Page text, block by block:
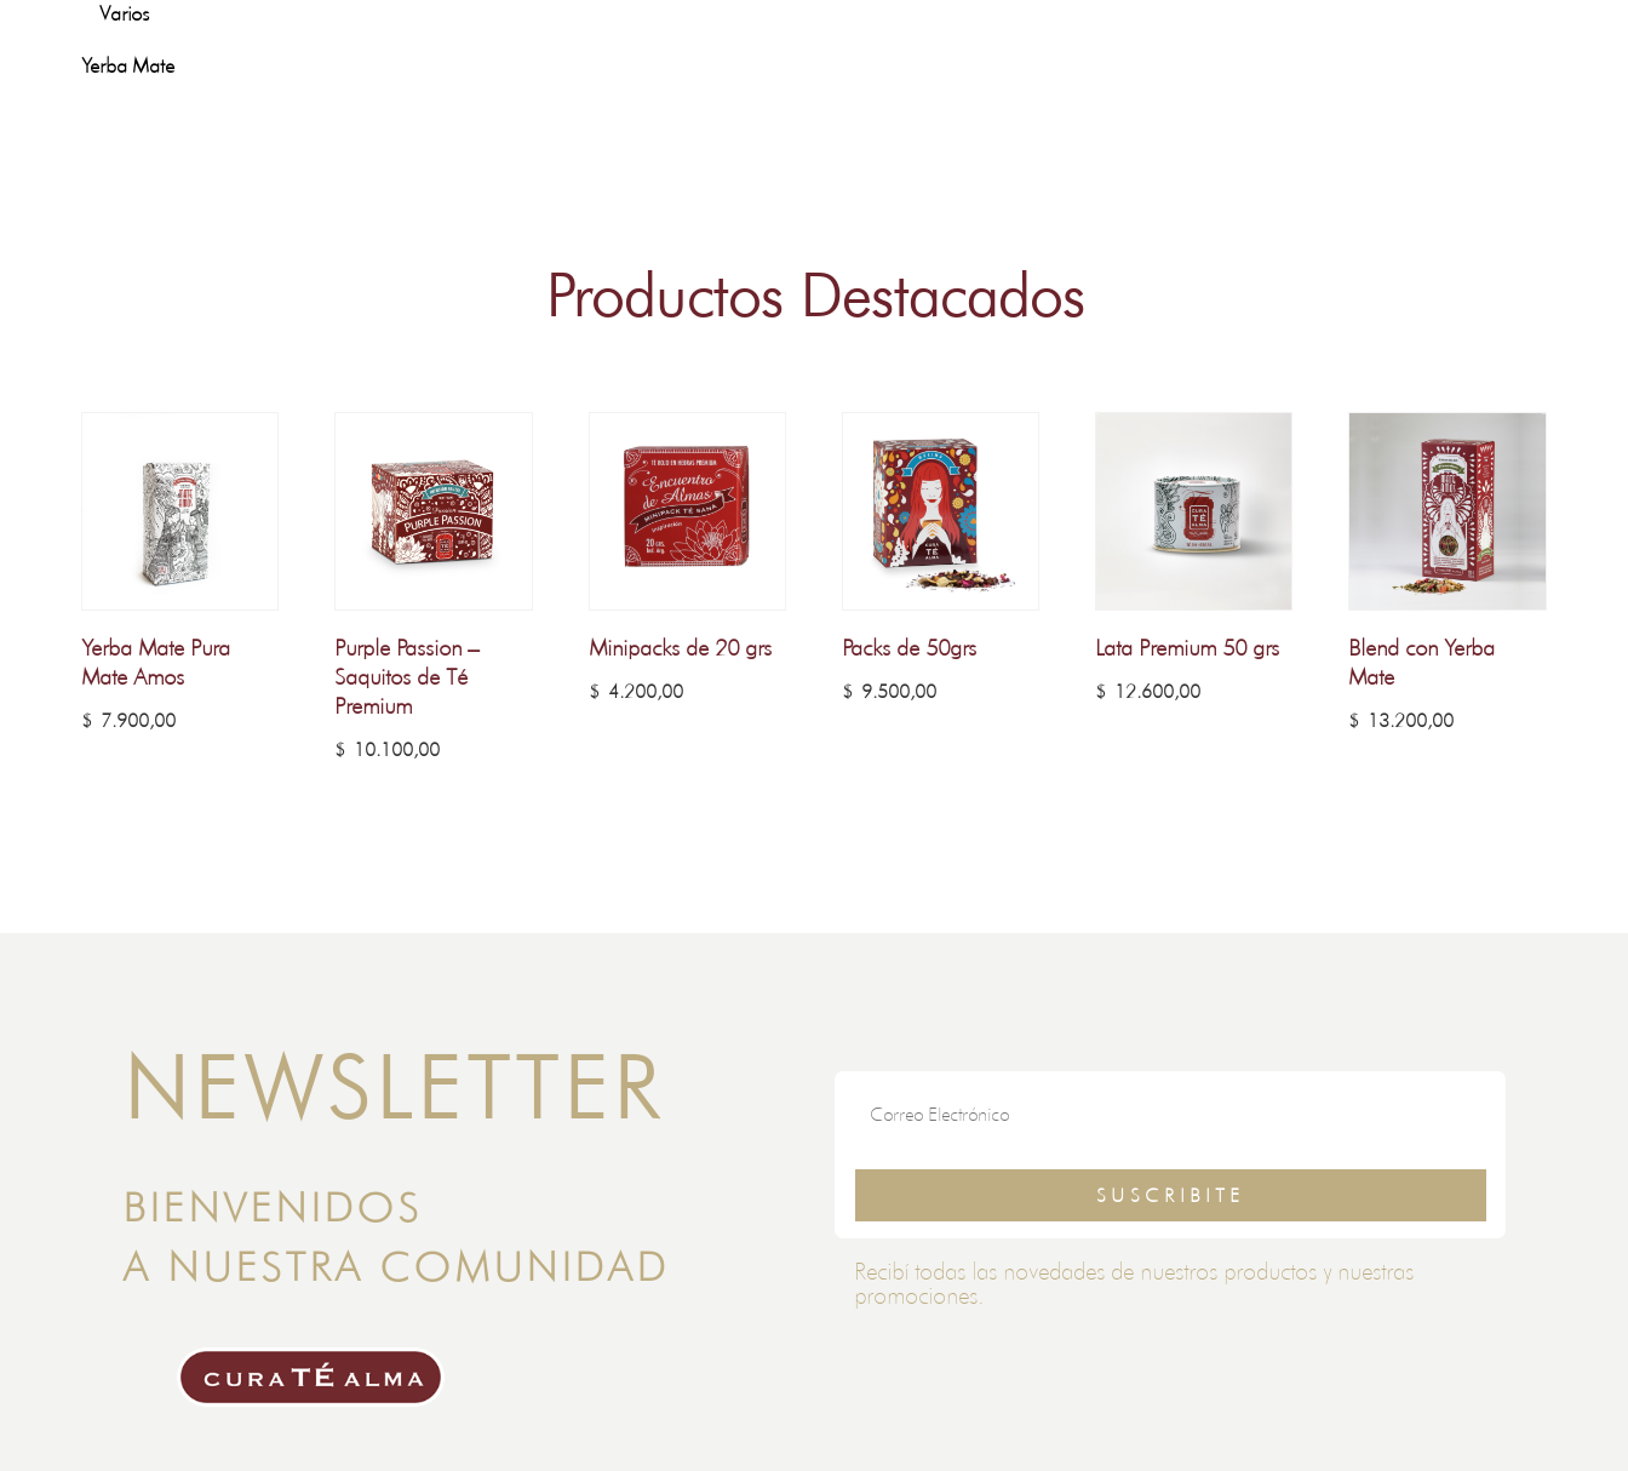
Varios
Yerba Mate
Productos Destacados
Yerba Mate Pura
Mate Amos
$ 7.900,00
Purple Passion –
Saquitos de Té
Premium
$ 10.100,00
Minipacks de 20 grs
$4.200,00
Packs de 50grs
$9.500,00
Lata Premium 50 grs
$ 12.600,00
Blend con Yerba
Mate
$ 13.200,00
NEWSLETTER
BIENVENIDOS
A NUESTRA COMUNIDAD
SUSCRIBITE
Recibí todas las novedades de nuestros productos y nuestras
promociones.